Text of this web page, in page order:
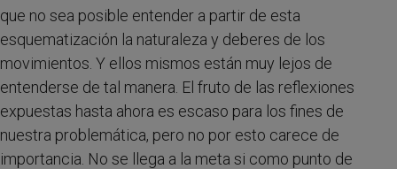
que no sea posible entender a partir de esta
esquematización la naturaleza y deberes de los
movimientos. Y ellos mismos están muy lejos de
entenderse de tal manera. El fruto de las reflexiones
expuestas hasta ahora es escaso para los fines de
nuestra problemática, pero no por esto carece de
importancia. No se llega a la meta si como punto de